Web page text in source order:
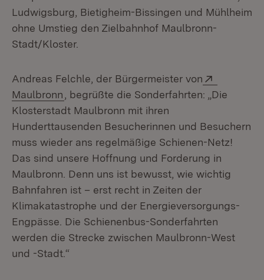
Ludwigsburg, Bietigheim-Bissingen und Mühlheim
ohne Umstieg den Zielbahnhof Maulbronn-
Stadt/Kloster.
Andreas Felchle, der Bürgermeister von
Maulbronn (Öffnet in neuem Fenster)
, begrüßte die Sonderfahrten: „Die
Klosterstadt Maulbronn mit ihren
Hunderttausenden Besucherinnen und Besuchern
muss wieder ans regelmäßige Schienen-Netz!
Das sind unsere Hoffnung und Forderung in
Maulbronn. Denn uns ist bewusst, wie wichtig
Bahnfahren ist – erst recht in Zeiten der
Klimakatastrophe und der Energieversorgungs-
Engpässe. Die Schienenbus-Sonderfahrten
werden die Strecke zwischen Maulbronn-West
und -Stadt.“